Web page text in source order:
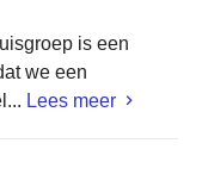
is een
we een
Lees meer